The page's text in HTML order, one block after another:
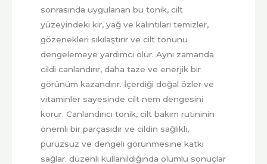
sonrasında uygulanan bu tonik, cilt
yüzeyindeki kir, yağ ve kalıntıları temizler,
gözenekleri sıkılaştırır ve cilt tonunu
dengelemeye yardımcı olur. Aynı zamanda
cildi canlandırır, daha taze ve enerjik bir
görünüm kazandırır. İçerdiği doğal özler ve
vitaminler sayesinde cilt nem dengesini
korur. Canlandırıcı tonik, cilt bakım rutininin
önemli bir parçasıdır ve cildin sağlıklı,
pürüzsüz ve dengeli görünmesine katkı
sağlar. düzenli kullanıldığında olumlu sonuçlar